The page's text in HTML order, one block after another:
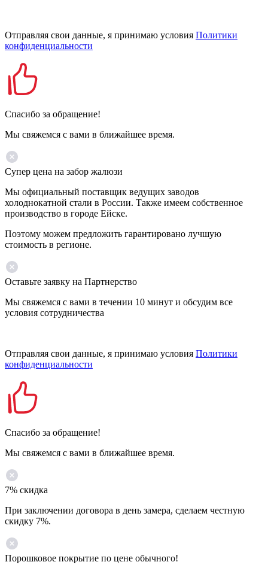
Отправляя свои данные, я принимаю условия Политики
конфиденциальности
Спасибо за обращение!
Мы свяжемся с вами в ближайшее время.
Супер цена на забор жалюзи
Мы официальный поставщик ведущих заводов
холоднокатной стали в России. Также имеем собственное
производство в городе Ейске.
Поэтому можем предложить гарантировано лучшую
стоимость в регионе.
Оставьте заявку на Партнерство
Мы свяжемся с вами в течении 10 минут и обсудим все
условия сотрудничества
Отправляя свои данные, я принимаю условия Политики
конфиденциальности
Спасибо за обращение!
Мы свяжемся с вами в ближайшее время.
7% скидка
При заключении договора в день замера, сделаем честную
скидку 7%.
Порошковое покрытие по цене обычного!